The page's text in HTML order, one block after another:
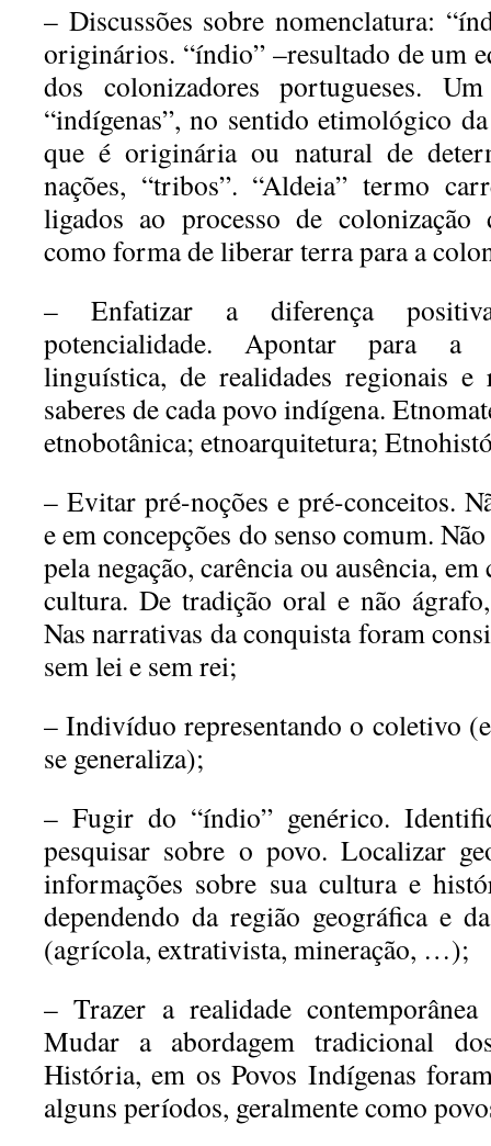
– Discussões sobre nomenclatura:
originários. “índio”–resultado de um
dos colonizadores portugueses.
“indígenas”, no sentido etimológico
que é origináriaou natural de
nações, “tribos”. “Aldeia” termo
ligados ao processo de colonização
como forma de liberar terra para a
– Enfatizar a diferença
potencialidade. Apontar para
linguística, de realidades regionais e
saberes de cada povo indígena.
etnobotânica; etnoarquitetura;
– Evitar pré-noções e pré-conceitos.
e em concepções do senso comum.
pela negação, carência ou ausência, em
cultura. De tradição oral e não
Nasnarrativas da conquista foram
sem lei e sem rei;
– Indivíduo representando o coletivo
se generaliza);
– Fugir do “índio” genérico.
pesquisar sobre o povo. Localizar
informações sobre sua cultura e
dependendo da região geográfica e
(agrícola, extrativista, mineração, …);
– Trazer a realidade
Mudar a abordagemtradicional
História, em os Povos Indígenas
alguns períodos, geralmente como